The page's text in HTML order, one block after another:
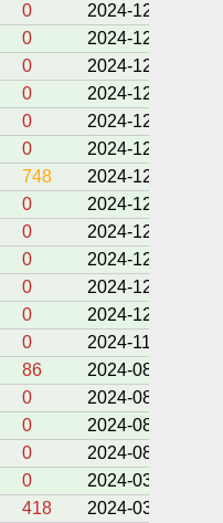
0
2024-12-17
0
2024-12-17
0
2024-12-17
0
2024-12-17
0
2024-12-17
0
2024-12-17
748
2024-12-17
0
2024-12-17
0
2024-12-17
0
2024-12-16
0
2024-12-16
0
2024-12-14
0
2024-11-16
86
2024-08-22
0
2024-08-22
0
2024-08-19
0
2024-08-11
0
2024-03-18
418
2024-03-10